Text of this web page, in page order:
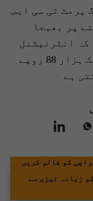
پرمٹ ٹی سی ایس
پر بھیجا
کہ انٹرنیشنل
ڈرائیونگ پرمٹ کی فیس ایک ہزار 88 روپے
ہے
کو فالو کریں
زیادہ تیزی سے